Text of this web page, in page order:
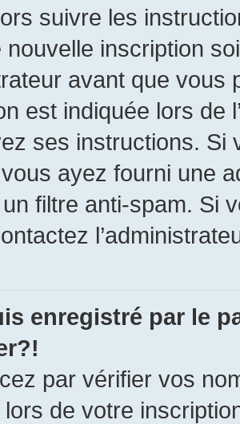
suivre les
nouvelle inscription
avant que
est indiquée lors de
ses instructions. Si
ayez fourni une
filtre anti-spam. Si
enregistré par le
par vérifier vos
lors de votre